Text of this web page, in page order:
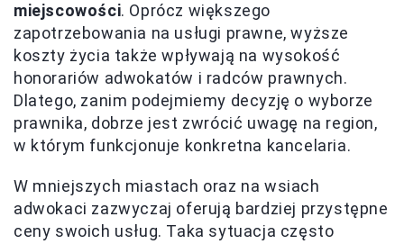
miejscowości. Oprócz większego
zapotrzebowania na usługi prawne, wyższe
koszty życia także wpływają na wysokość
honorariów adwokatów i radców prawnych.
Dlatego, zanim podejmiemy decyzję o wyborze
prawnika, dobrze jest zwrócić uwagę na region,
w którym funkcjonuje konkretna kancelaria.
W mniejszych miastach oraz na wsiach
adwokaci zazwyczaj oferują bardziej przystępne
ceny swoich usług. Taka sytuacja często